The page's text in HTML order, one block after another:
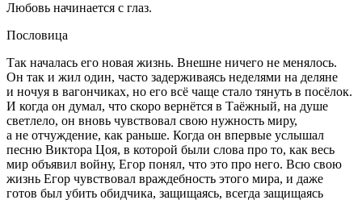
Любовь начинается с глаз.
Пословица
Так началась его новая жизнь. Внешне ничего не менялось.
Он так и жил один, часто задерживаясь неделями на деляне
и ночуя в вагончиках, но его всё чаще стало тянуть в посёлок.
И когда он думал, что скоро вернётся в Таёжный, на душе
светлело, он вновь чувствовал свою нужность миру,
а не отчуждение, как раньше. Когда он впервые услышал
песню Виктора Цоя, в которой были слова про то, как весь
мир объявил войну, Егор понял, что это про него. Всю свою
жизнь Егор чувствовал враждебность этого мира, и даже
готов был убить обидчика, защищаясь, всегда защищаясь